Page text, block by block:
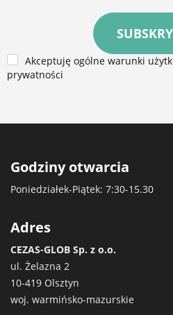
Akceptuję ogólne warunki
prywatności
Godziny otwarcia
Poniedziałek-Piątek: 7:30-15.30
Adres
CEZAS-GLOB Sp. z o.o.
ul. Żelazna 2
10-419 Olsztyn
woj. warmińsko-mazurskie